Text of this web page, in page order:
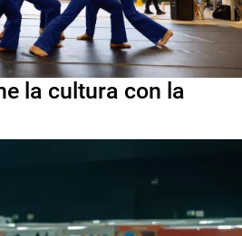
la cultura con la